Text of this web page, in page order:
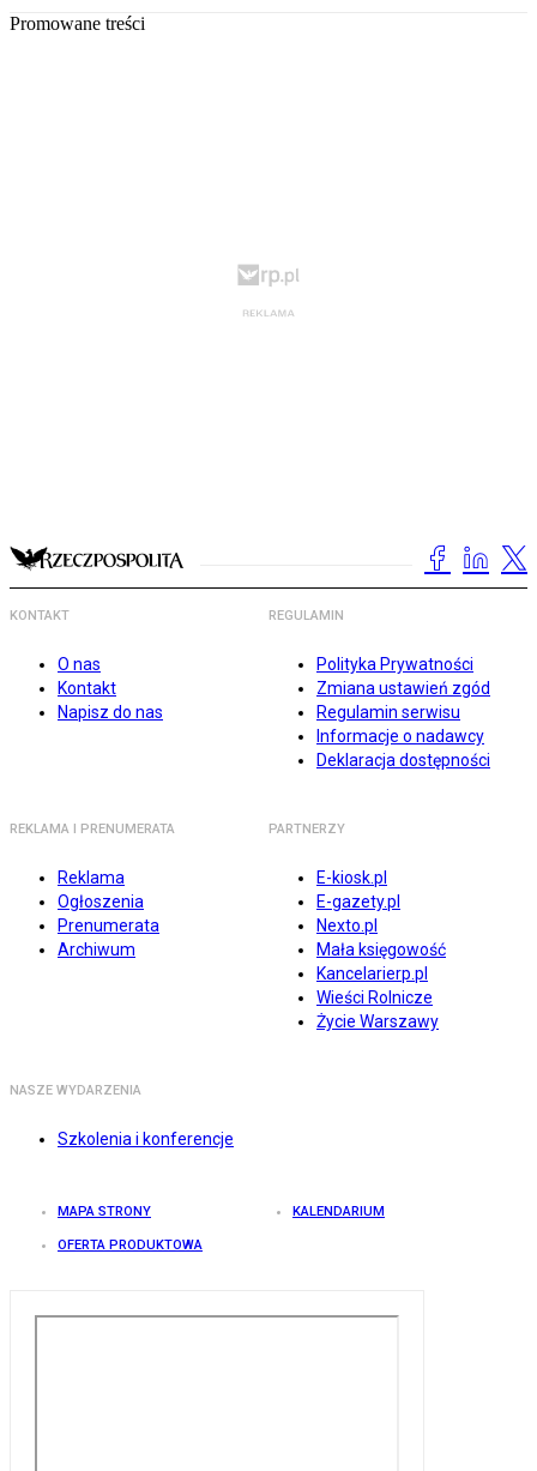
Promowane treści
KONTAKT
O nas
Kontakt
Napisz do nas
REGULAMIN
Polityka Prywatności
Zmiana ustawień zgód
Regulamin serwisu
Informacje o nadawcy
Deklaracja dostępności
REKLAMA I PRENUMERATA
Reklama
Ogłoszenia
Prenumerata
Archiwum
PARTNERZY
E-kiosk.pl
E-gazety.pl
Nexto.pl
Mała księgowość
Kancelarierp.pl
Wieści Rolnicze
Życie Warszawy
NASZE WYDARZENIA
Szkolenia i konferencje
MAPA STRONY KALENDARIUM
OFERTA PRODUKTOWA